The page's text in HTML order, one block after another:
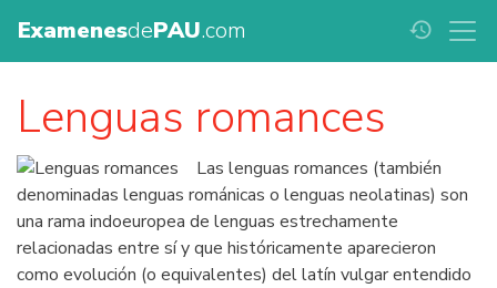
ExamenesdePAU.com history
Lenguas romances
Las lenguas romances (también
denominadas lenguas románicas o lenguas neolatinas) son
una rama indoeuropea de lenguas estrechamente
relacionadas entre sí y que históricamente aparecieron
como evolución (o equivalentes) del latín vulgar entendido